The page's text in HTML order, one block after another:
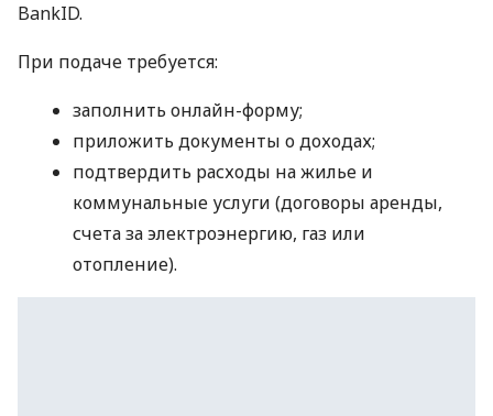
BankID.
При подаче требуется:
заполнить онлайн-форму;
приложить документы о доходах;
подтвердить расходы на жилье и
коммунальные услуги (договоры аренды,
счета за электроэнергию, газ или
отопление).